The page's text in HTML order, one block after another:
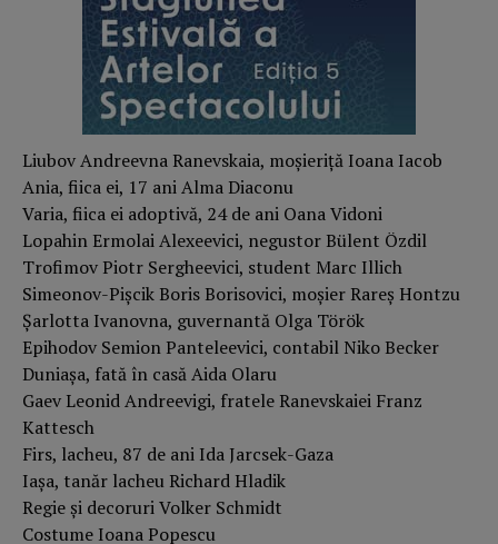
Liubov Andreevna Ranevskaia, moșieriță Ioana Iacob
Ania, fiica ei, 17 ani Alma Diaconu
Varia, fiica ei adoptivă, 24 de ani Oana Vidoni
Lopahin Ermolai Alexeevici, negustor Bülent Özdil
Trofimov Piotr Sergheevici, student Marc Illich
Simeonov-Pişcik Boris Borisovici, moşier Rareș Hontzu
Şarlotta Ivanovna, guvernantă Olga Török
Epihodov Semion Panteleevici, contabil Niko Becker
Duniaşa, fată în casă Aida Olaru
Gaev Leonid Andreevigi, fratele Ranevskaiei Franz
Kattesch
Firs, lacheu, 87 de ani Ida Jarcsek-Gaza
Iașa, tanăr lacheu Richard Hladik
Regie și decoruri Volker Schmidt
Costume Ioana Popescu